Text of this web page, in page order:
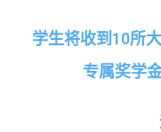
学生将收到 10所
专属奖学